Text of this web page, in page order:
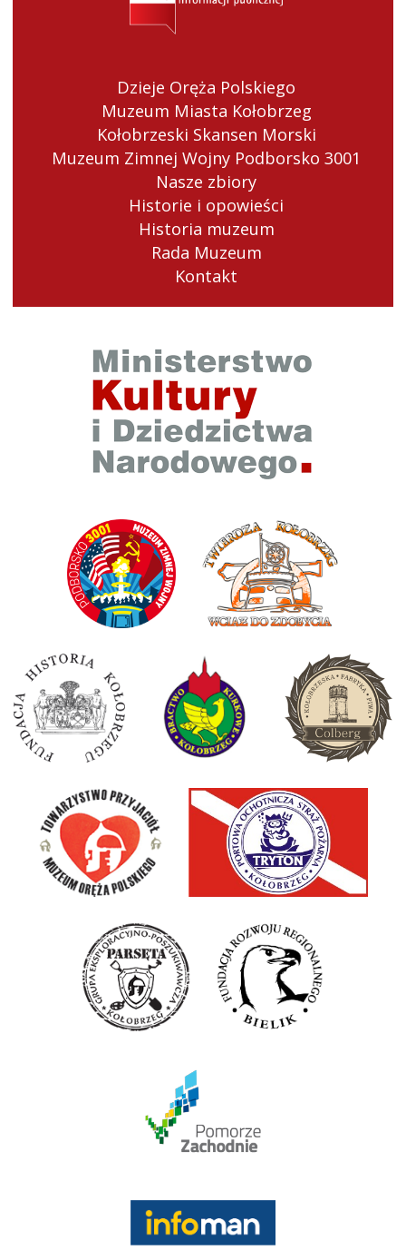
Dzieje Oręża Polskiego
Muzeum Miasta Kołobrzeg
Kołobrzeski Skansen Morski
Muzeum Zimnej Wojny Podborsko 3001
Nasze zbiory
Historie i opowieści
Historia muzeum
Rada Muzeum
Kontakt